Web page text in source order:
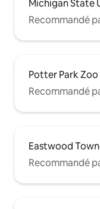
Michigan State
Recommandé
Potter Park Zoo
Recommandé
Eastwood
Recommandé